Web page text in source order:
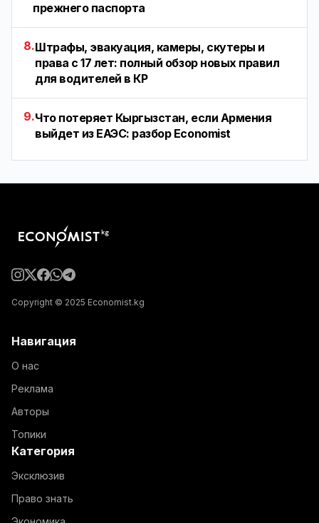
прежнего паспорта
8.Штрафы, эвакуация, камеры, скутеры и
права с 17 лет: полный обзор новых правил
для водителей в КР
9.Что потеряет Кыргызстан, если Армения
выйдет из ЕАЭС: разбор Economist
Copyright © 2025 Economist.kg
Навигация
О нас
Реклама
Авторы
Топики
Категория
Эксклюзив
Право знать